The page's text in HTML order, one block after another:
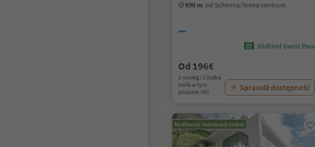
890 m od Schenna/Scena centrum
Südtirol Guest Pass
Od 196€
1 nocleg / 2 liczba
osób w tym
podatek VAT
Sprawdź dostępność
Możliwość rezerwacji online